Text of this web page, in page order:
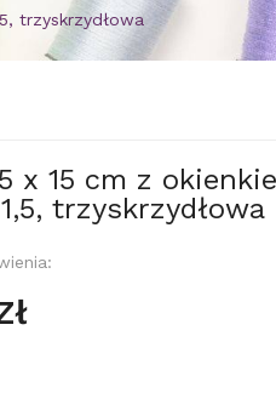
trzyskrzydłowa
x 15 cm z
trzyskrzydłowa